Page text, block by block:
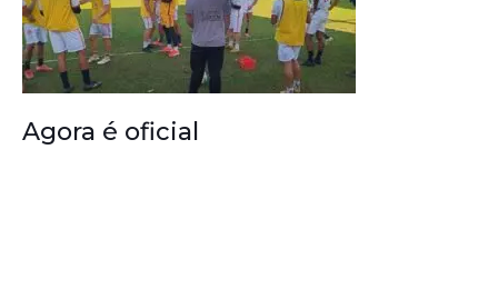
Agora é oficial